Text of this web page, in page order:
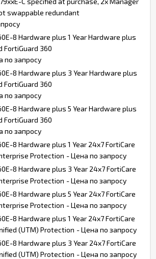
swappable redundant
8 Hardware plus 1 Year Hardware plus
FortiGuard 360
по запросу
8 Hardware plus 3 Year Hardware plus
FortiGuard 360
по запросу
8 Hardware plus 5 Year Hardware plus
FortiGuard 360
по запросу
8 Hardware plus 1 Year 24x7 FortiCare
Protection - Цена по запросу
8 Hardware plus 3 Year 24x7 FortiCare
Protection - Цена по запросу
8 Hardware plus 5 Year 24x7 FortiCare
Protection - Цена по запросу
8 Hardware plus 1 Year 24x7 FortiCare
(UTM) Protection - Цена по запросу
8 Hardware plus 3 Year 24x7 FortiCare
(UTM) Protection - Цена по запросу